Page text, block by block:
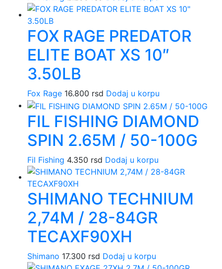
FOX RAGE PREDATOR
ELITE BOAT XS 10″
3.50LB
Fox Rage 16.800 rsd Dodaj u korpu
FIL FISHING DIAMOND
SPIN 2.65M / 50-100G
Fil Fishing 4.350 rsd Dodaj u korpu
SHIMANO TECHNIUM
2,74M / 28-84GR
TECAXF90XH
Shimano 17.300 rsd Dodaj u korpu